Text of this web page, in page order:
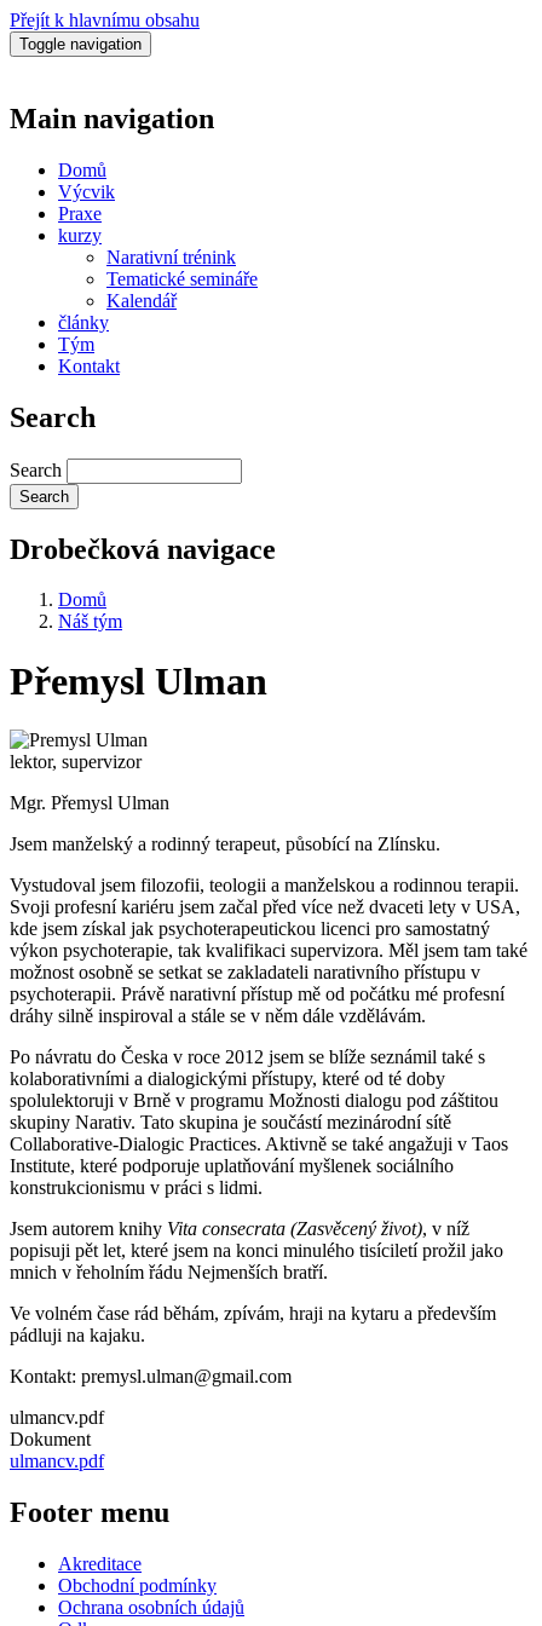
Přejít k hlavnímu obsahu
Toggle navigation
Main navigation
Domů
Výcvik
Praxe
kurzy
Narativní trénink
Tematické semináře
Kalendář
články
Tým
Kontakt
Search
Search
Drobečková navigace
Domů
Náš tým
Přemysl Ulman
lektor, supervizor
Mgr. Přemysl Ulman
Jsem manželský a rodinný terapeut, působící na Zlínsku.
Vystudoval jsem filozofii, teologii a manželskou a rodinnou terapii.
Svoji profesní kariéru jsem začal před více než dvaceti lety v USA,
kde jsem získal jak psychoterapeutickou licenci pro samostatný
výkon psychoterapie, tak kvalifikaci supervizora. Měl jsem tam také
možnost osobně se setkat se zakladateli narativního přístupu v
psychoterapii. Právě narativní přístup mě od počátku mé profesní
dráhy silně inspiroval a stále se v něm dále vzdělávám.
Po návratu do Česka v roce 2012 jsem se blíže seznámil také s
kolaborativními a dialogickými přístupy, které od té doby
spolulektoruji v Brně v programu Možnosti dialogu pod záštitou
skupiny Narativ. Tato skupina je součástí mezinárodní sítě
Collaborative-Dialogic Practices. Aktivně se také angažuji v Taos
Institute, které podporuje uplatňování myšlenek sociálního
konstrukcionismu v práci s lidmi.
Jsem autorem knihy Vita consecrata (Zasvěcený život), v níž
popisuji pět let, které jsem na konci minulého tisíciletí prožil jako
mnich v řeholním řádu Nejmenších bratří.
Ve volném čase rád běhám, zpívám, hraji na kytaru a především
pádluji na kajaku.
Kontakt: premysl.ulman@gmail.com
ulmancv.pdf
Dokument
ulmancv.pdf
Footer menu
Akreditace
Obchodní podmínky
Ochrana osobních údajů